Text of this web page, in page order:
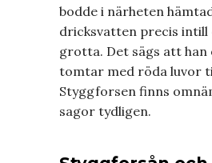
bodde i närheten
dricksvatten precis intill
grotta. Det sägs att han
tomtar med röda luvor
Styggforsen finns
sagor tydligen.